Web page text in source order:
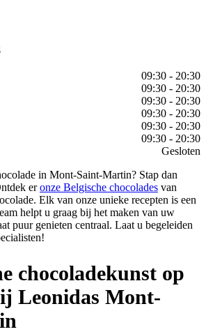
09:30 - 20:30
09:30 - 20:30
09:30 - 20:30
09:30 - 20:30
09:30 - 20:30
09:30 - 20:30
Gesloten
in Mont-Saint-Martin? Stap dan
eronze Belgische chocolades van
Elk van onze unieke recepten is een
helpt u graag bij het maken van uw
puur genieten centraal. Laat u begeleiden
chocoladekunst op
Leonidas Mont-